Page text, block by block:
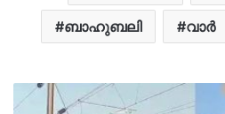
ബാഹുബലി വാർ